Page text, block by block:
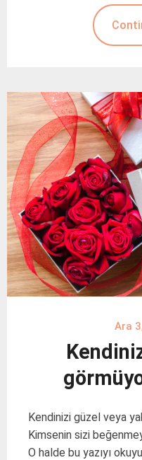
Ara
Kendinizi güzel veya
Kimsenin sizi
O halde bu yazıyı